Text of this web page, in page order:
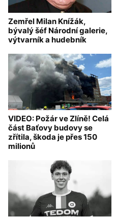
Zemřel Milan Knížák,
bývalý šéf Národní galerie,
výtvarník a hudebník
VIDEO: Požár ve Zlíně! Celá
část Baťovy budovy se
zřítila, škoda je přes 150
milionů